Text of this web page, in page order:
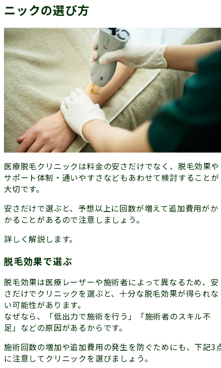
ニックの選び方
医療脱毛クリニックは料金の安さだけでなく、脱毛効果や
サポート体制・通いやすさなどもあわせて検討することが
大切です。
安さだけで選ぶと、予想以上に回数が増えて追加費用がか
かることがあるので注意しましょう。
詳しく解説します。
脱毛効果で選ぶ
脱毛効果は医療レーザーや施術者によって異なるため、安
さだけでクリニックを選ぶと、十分な脱毛効果が得られな
い可能性があります。
なぜなら、「低出力で施術を行う」「施術者のスキル不
足」などの原因があるからです。
施術回数の増加や追加費用の発生を防ぐためにも、下記3
に注意してクリニックを選びましょう。